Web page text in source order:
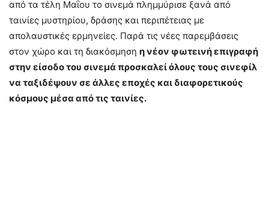
από τα τέλη Μαΐου το σινεμά πλημμύρισε ξανά από
ταινίες μυστηρίου, δράσης και περιπέτειας με
απολαυστικές ερμηνείες. Παρά τις νέες παρεμβάσεις
στον χώρο και τη διακόσμηση η νέον φωτεινή επιγραφή
στην είσοδο του σινεμά προσκαλεί όλους τους σινεφίλ
να ταξιδέψουν σε άλλες εποχές και διαφορετικούς
κόσμους μέσα από τις ταινίες.